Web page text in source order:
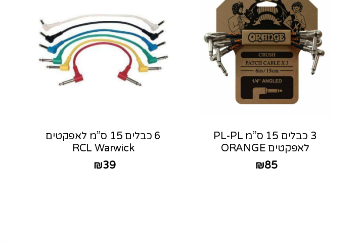
3 כבלים 15 ס”מ PL-PL
לאפקטים ORANGE
₪85
6 כבלים 15 ס”מ לאפקטים
RCL Warwick
₪39